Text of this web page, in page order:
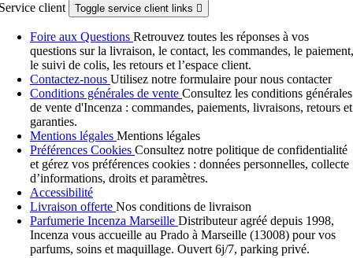
client Toggle service client links 
Foire aux Questions Retrouvez toutes les réponses à vos
questions sur la livraison, le contact, les commandes, le paiement,
le suivi de colis, les retours et l’espace client.
Contactez-nous Utilisez notre formulaire pour nous contacter
Conditions générales de vente Consultez les conditions générales
de vente d'Incenza : commandes, paiements, livraisons, retours et
garanties.
Mentions légales Mentions légales
Préférences Cookies Consultez notre politique de confidentialité
et gérez vos préférences cookies : données personnelles, collecte
d’informations, droits et paramètres.
Accessibilité
Livraison offerte Nos conditions de livraison
Parfumerie Incenza Marseille Distributeur agréé depuis 1998,
Incenza vous accueille au Prado à Marseille (13008) pour vos
parfums, soins et maquillage. Ouvert 6j/7, parking privé.